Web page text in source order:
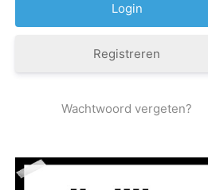
Registreren
Wachtwoord vergeten?